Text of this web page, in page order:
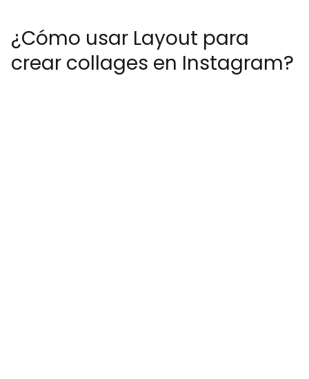
¿Cómo usar Layout para
crear collages en Instagram?